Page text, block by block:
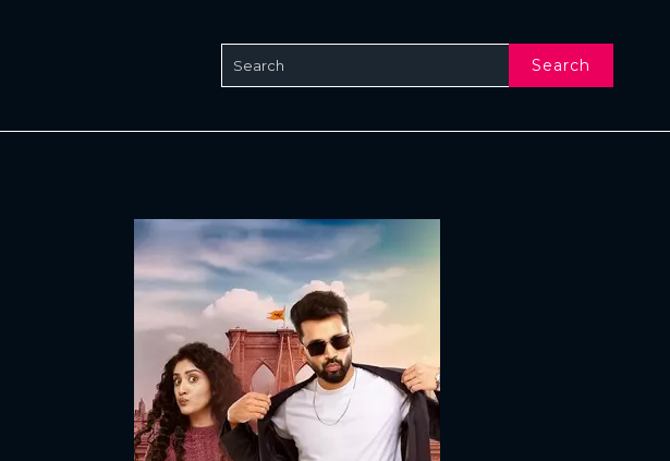
Search